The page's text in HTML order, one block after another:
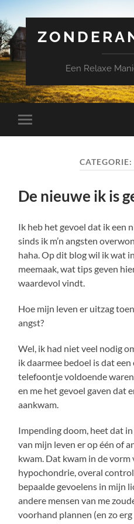
Een Relaxe
Schakel
naar
CATEGORIE:
De nieuwe ik is
Ik heb het gevoel dat ik een
sinds ik m’n angsten
haha. Op dit blog wil ik wat
meemaak, wat tips geven
waardevol vindt.
Hoe mijn leven er uitzag
angst?
Wel, ik had niet veel nodig
ik daarmee bedoel is dat een
telefoontje voldoende
en me het gevoel gaven dat
aankwam.
Impending doom, heet dat
van mijn leven er op één of
kwam. Dat kwam in de vorm
hypochondrie, overal
bepaalde gevoelens in mijn
andere mensen van me
voorhand plannen (en zo